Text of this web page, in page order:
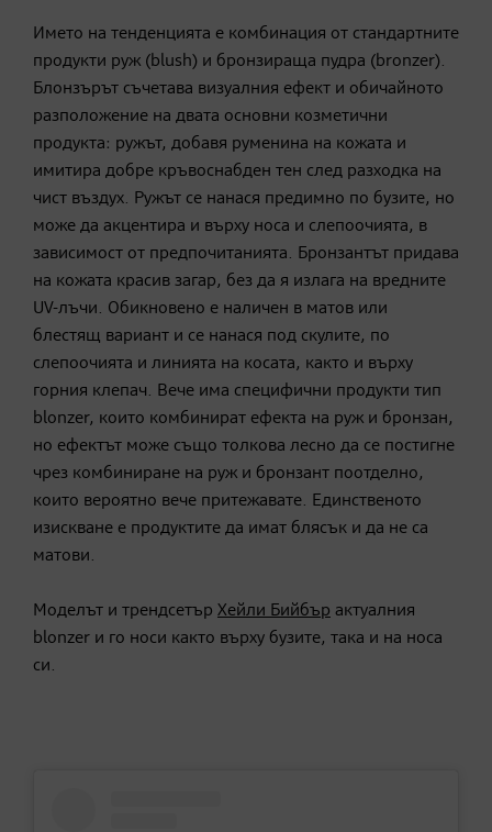
Името на тенденцията е комбинация от стандартните
продукти руж (blush) и бронзираща пудра (bronzer).
Блонзърът съчетава визуалния ефект и обичайното
разположение на двата основни козметични
продукта: ружът, добавя руменина на кожата и
имитира добре кръвоснабден тен след разходка на
чист въздух. Ружът се нанася предимно по бузите, но
може да акцентира и върху носа и слепоочията, в
зависимост от предпочитанията. Бронзантът придава
на кожата красив загар, без да я излага на вредните
UV-лъчи. Обикновено е наличен в матов или
блестящ вариант и се нанася под скулите, по
слепоочията и линията на косата, както и върху
горния клепач. Вече има специфични продукти тип
blonzer, които комбинират ефекта на руж и бронзан,
но ефектът може също толкова лесно да се постигне
чрез комбиниране на руж и бронзант поотделно,
които вероятно вече притежавате. Единственото
изискване е продуктите да имат блясък и да не са
матови.
Моделът и трендсетър Хейли Бийбър актуалния
blonzer и го носи както върху бузите, така и на носа
си.